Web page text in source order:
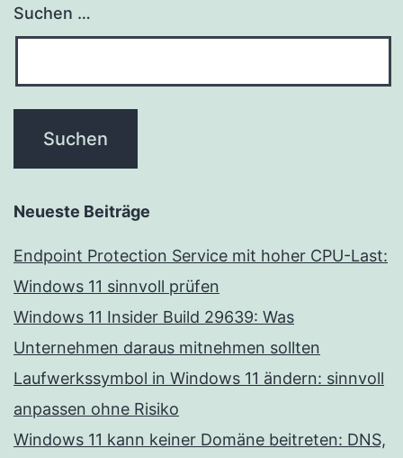
Suchen …
Neueste Beiträge
Endpoint Protection Service mit hoher CPU-Last:
Windows 11 sinnvoll prüfen
Windows 11 Insider Build 29639: Was
Unternehmen daraus mitnehmen sollten
Laufwerkssymbol in Windows 11 ändern: sinnvoll
anpassen ohne Risiko
Windows 11 kann keiner Domäne beitreten: DNS,